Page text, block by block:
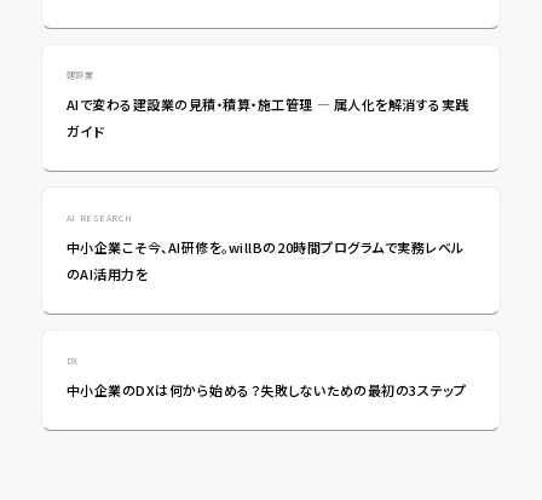
建設業
AIで変わる建設業の見積・積算・施工管理 ― 属人化を解消する実践
ガイド
AI RESEARCH
中小企業こそ今、AI研修を。willBの20時間プログラムで実務レベル
のAI活用力を
DX
中小企業のDXは何から始める？失敗しないための最初の3ステップ